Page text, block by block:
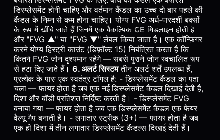
डिस्प्लेसमेंट होनी चाहिए और वर्तमान कैंडल का उच्च दो बार पहले की
कैंडल के निम्न से कम होना चाहिए। योग्य FVG अर्ध-पारदर्शी बक्सों
के रूप में खींचे जाते हैं जिनमें एक वैकल्पिक CE मिडलाइन होती है
और "FVG ▲" या "FVG ▼" लेबल किया जाता है। एक कॉन्फ़िगर
करने योग्य हिस्ट्री काउंट (डिफ़ॉल्ट 15) नियंत्रित करता है कि
कितने FVG जोन दृश्यमान रहेंगे — सबसे पुराने जोन स्वचालित रूप
से हटा दिए जाते हैं। 6. अलर्ट सिस्टमतीन अलर्ट शर्तें उपलब्ध हैं,
प्रत्येक के पास एक स्वतंत्र टॉगल है: - डिस्प्लेसमेंट कैंडल का पता
चला — फायर होता है जब एक नई डिस्प्लेसमेंट कैंडल दिखाई देती है,
दिशा और बॉडी प्रतिशत निर्दिष्ट करती है। - डिस्प्लेसमेंट FVG
बनाया गया — फायर होता है जब एक डिस्प्लेसमेंट कैंडल एक फेयर
वैल्यू गैप बनाती है। - लगातार स्ट्रीक (3+) — फायर होता है जब
एक ही दिशा में तीन लगातार डिस्प्लेसमेंट कैंडल्स दिखाई देती हैं।